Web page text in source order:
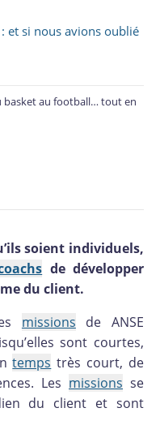
et si nous avions oublié
basket au football… tout en
soient individuels,
de développer
du client.
missions de ANSE
sont courtes,
temps très court, de
Les missions se
du client et sont